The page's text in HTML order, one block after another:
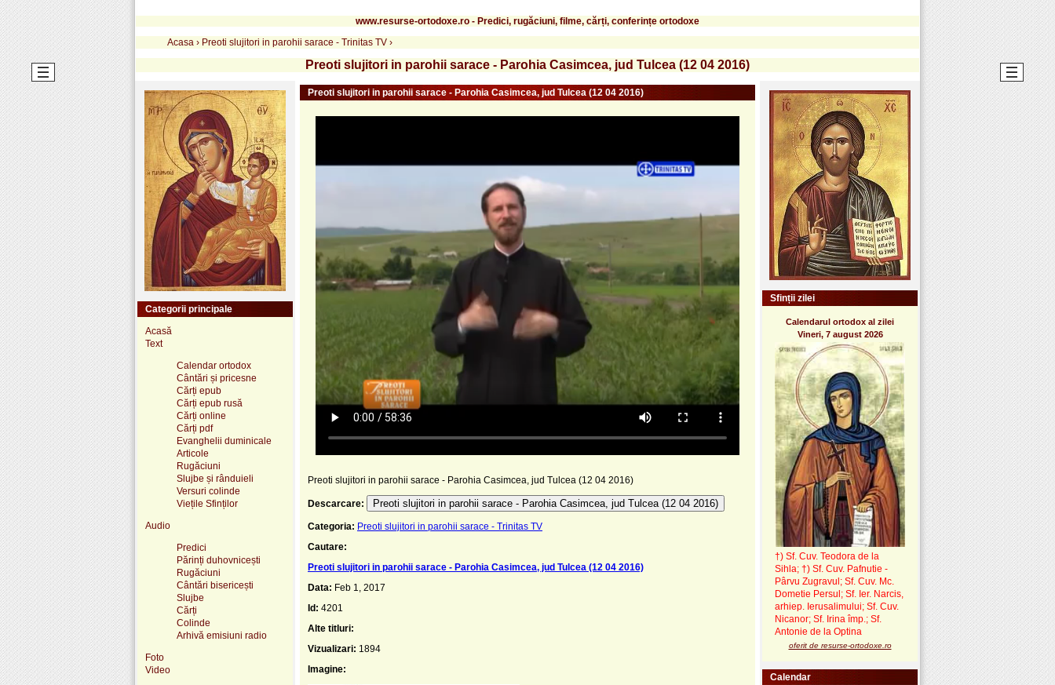
www.resurse-ortodoxe.ro - Predici, rugăciuni, filme, cărți, conferințe ortodoxe
Acasa › Preoti slujitori in parohii sarace - Trinitas TV ›
Preoti slujitori in parohii sarace - Parohia Casimcea, jud Tulcea (12 04 2016)
Preoti slujitori in parohii sarace - Parohia Casimcea, jud Tulcea (12 04 2016)
Preoti slujitori in parohii sarace - Parohia Casimcea, jud Tulcea (12 04 2016)
Descarcare: Preoti slujitori in parohii sarace - Parohia Casimcea, jud Tulcea (12 04 2016)
Categoria: Preoti slujitori in parohii sarace - Trinitas TV
Cautare:
Preoti slujitori in parohii sarace - Parohia Casimcea, jud Tulcea (12 04 2016)
Data: Feb 1, 2017
Id: 4201
Alte titluri:
Vizualizari: 1894
Imagine:
Categorii principale
Acasă
Text
Calendar ortodox
Cântări și pricesne
Cărți epub
Cărți epub rusă
Cărți online
Cărți pdf
Evanghelii duminicale
Articole
Rugăciuni
Slujbe și rânduieli
Versuri colinde
Viețile Sfinților
Audio
Predici
Părinți duhovnicești
Rugăciuni
Cântări bisericești
Slujbe
Cărți
Colinde
Arhivă emisiuni radio
Foto
Video
Sfinții zilei
Calendarul ortodox al zilei
Vineri, 7 august 2026
†) Sf. Cuv. Teodora de la
Sihla; †) Sf. Cuv. Pafnutie -
Pârvu Zugravul ; Sf. Cuv. Mc.
Dometie Persul; Sf. Ier. Narcis,
arhiep. Ierusalimului; Sf. Cuv.
Nicanor; Sf. Irina împ.; Sf.
Antonie de la Optina
oferit de resurse-ortodoxe.ro
Calendar